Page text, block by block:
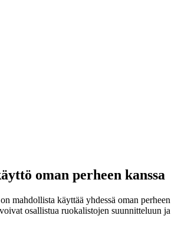
oman perheen kanssa
mahdollista käyttää yhdessä oman perheen
osallistua ruokalistojen suunnitteluun ja